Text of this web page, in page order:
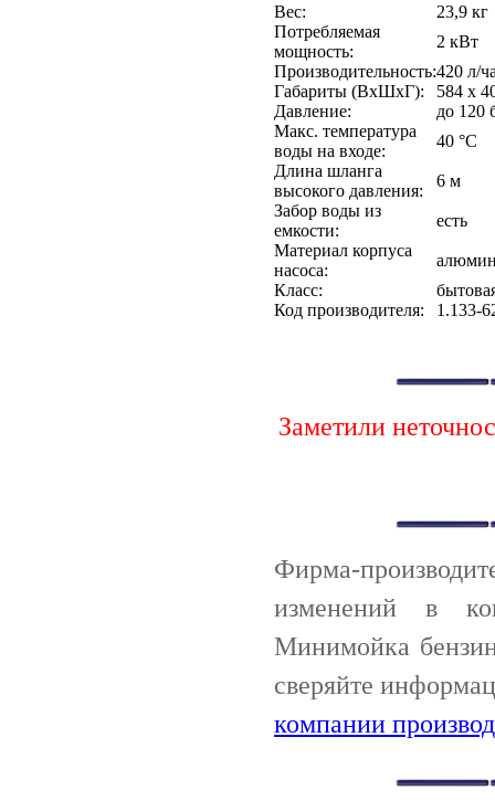
Вес:
23,9 кг
Потребляемая
мощность:
2 кВт
Производительность:420 л/
Габариты (ВхШхГ):
584 х
Давление:
до 120
Макс. температура
воды на входе:
40 °С
Длина шланга
высокого давления:
6 м
Забор воды из
емкости:
есть
Материал корпуса
насоса:
Класс:
Код производителя:
1.133-
Заметили
Фирма-
изменений в
Минимойка
сверяйте
компании